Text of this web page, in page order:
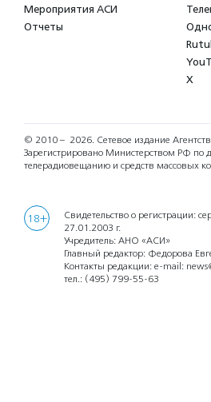
Мероприятия АСИ
Отчеты
X
© 2010 – 2026. Сетевое издание
Зарегистрировано Министерством РФ по
телерадиовещанию и средств массовых
18+
Свидетельство о регистрации:
27.01.2003 г.
Учредитель: АНО «АСИ»
Главный редактор: Федорова
Контакты редакции: e-mail:
тел.: (495) 799-55-63